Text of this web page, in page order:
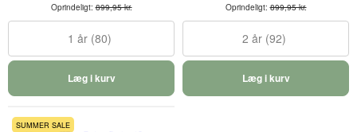
Oprindeligt:899,95 kr.
1 år (80)
Læg i kurv
Oprindeligt:899,95 kr.
2 år (92)
Læg i kurv
SUMMER SALE